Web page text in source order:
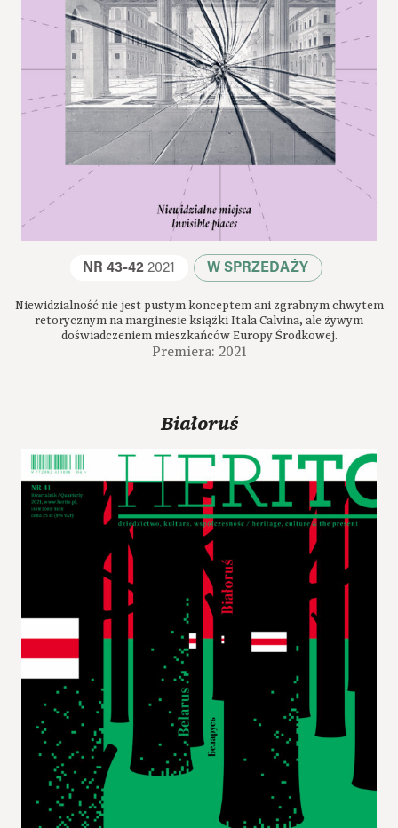
NR 43-42 2021 W SPRZEDAŻY
Niewidzialność nie jest pustym konceptem ani zgrabnym chwytem
retorycznym na marginesie książki Itala Calvina, ale żywym
doświadczeniem mieszkańców Europy Środkowej.
Premiera: 2021
Białoruś